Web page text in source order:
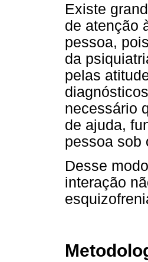
Existe
de atenção
pessoa,
da
pelas
necessário
de ajuda,
pessoa sob
Desse
interação